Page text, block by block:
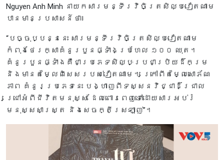
Nguyen Anh Minh នាយកសារមន្ទីរវិចិត្រសិល្បៈវៀតណាម
បានមានប្រសាសន៍ថា៖
“បច្ចុប្បន្ននេះ សារមន្ទីរវិចិត្រសិល្បៈវៀតណាម
កំពុងថែរក្សាគំនូរបួនផ្ទាំងប្រហែល ១០០ ឈុត។
គំនូរបួនផ្ទាំងគឺជាប្រភេទសិល្បៈប្រជាប្រិយដ៏កម្រ
និងមានតម្លៃពិសេសរបស់វៀតណាម។ ក្រៅពីតម្លៃសោភ័ណ
ភាព គំនូរប្រភេទនេះ បង្ហាញពីទស្សនវិជ្ជាដ៏ជ្រាល
ជ្រៅអំពីជីវិតមនុស្ស ដែលពោរពេញទៅដោយសារអប់រំ
មនុស្សសាស្ត្រ និងសេចក្តីស្រឡាញ់”។